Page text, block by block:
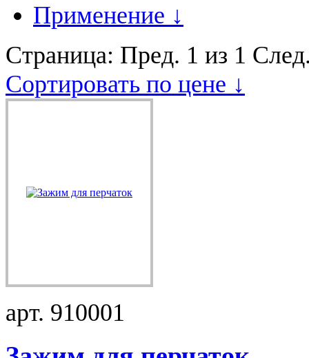
Применение ↓
Страница: Пред. 1 из 1
Сортировать по цене ↓
арт. 910001